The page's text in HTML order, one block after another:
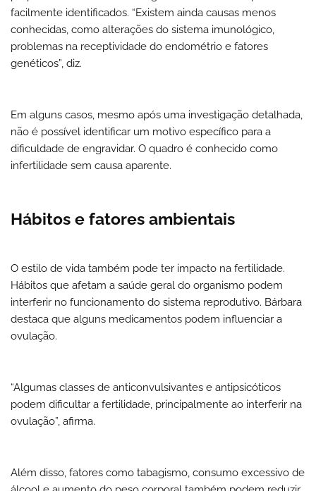
facilmente identificados. “Existem ainda causas menos
conhecidas, como alterações do sistema imunológico,
problemas na receptividade do endométrio e fatores
genéticos”, diz.
Em alguns casos, mesmo após uma investigação detalhada,
não é possível identificar um motivo específico para a
dificuldade de engravidar. O quadro é conhecido como
infertilidade sem causa aparente.
Hábitos e fatores ambientais
O estilo de vida também pode ter impacto na fertilidade.
Hábitos que afetam a saúde geral do organismo podem
interferir no funcionamento do sistema reprodutivo. Bárbara
destaca que alguns medicamentos podem influenciar a
ovulação.
“Algumas classes de anticonvulsivantes e antipsicóticos
podem dificultar a fertilidade, principalmente ao interferir na
ovulação”, afirma.
Além disso, fatores como tabagismo, consumo excessivo de